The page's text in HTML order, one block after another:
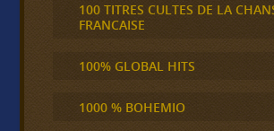
100 TITRES CULTES DE LA
FRANCAISE
100% GLOBAL HITS
1000 % BOHEMIO